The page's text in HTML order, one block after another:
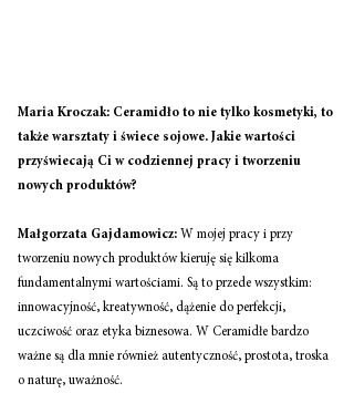
Maria Kroczak: Ceramidło to nie tylko kosmetyki, to
także warsztaty i świece sojowe. Jakie wartości
przyświecają Ci w codziennej pracy i tworzeniu
nowych produktów?
Małgorzata Gajdamowicz: W mojej pracy i przy
tworzeniu nowych produktów kieruję się kilkoma
fundamentalnymi wartościami. Są to przede wszystkim:
innowacyjność, kreatywność, dążenie do perfekcji,
uczciwość oraz etyka biznesowa. W Ceramidłe bardzo
ważne są dla mnie również autentyczność, prostota, troska
o naturę, uważność.